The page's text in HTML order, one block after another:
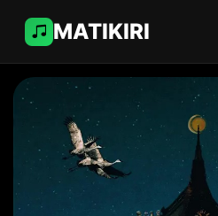
MATIKIRI